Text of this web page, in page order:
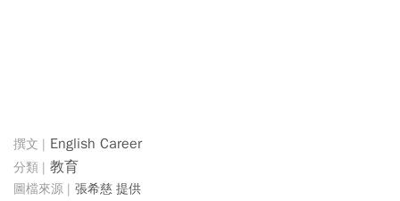
English Career
教育
張希慈 提供